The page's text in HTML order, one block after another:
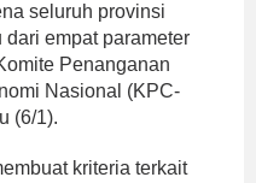
seluruh provinsi
empat parameter
Penanganan
Nasional (KPC-
(6/1).
kriteria terkait